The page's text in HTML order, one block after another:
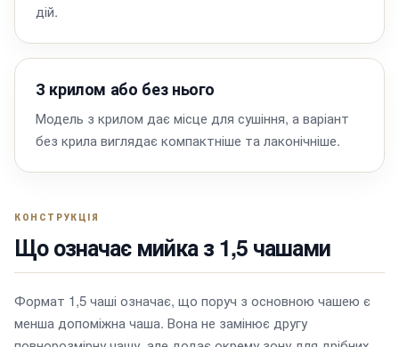
дій.
З крилом або без нього
Модель з крилом дає місце для сушіння, а варіант
без крила виглядає компактніше та лаконічніше.
КОНСТРУКЦІЯ
Що означає мийка з 1,5 чашами
Формат 1,5 чаші означає, що поруч з основною чашею є
менша допоміжна чаша. Вона не замінює другу